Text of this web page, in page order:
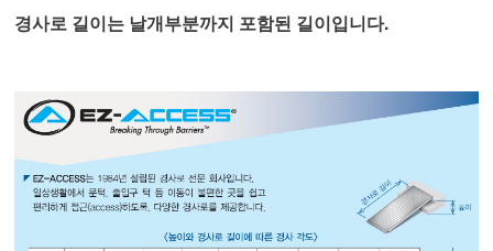
경사로 길이는 날개부분까지 포함된 길이입니다.